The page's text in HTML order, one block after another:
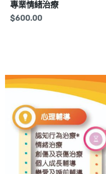
專業情緒治療
$600.00